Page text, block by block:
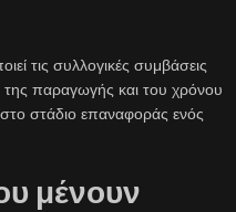
τις συλλογικές συμβάσεις
της παραγωγής και του χρόνου
στάδιο επαναφοράς ενός
μένουν